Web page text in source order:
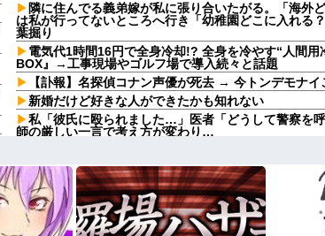
隣に住んでる義弟嫁が私に張り合いたがる。「海外
は私が行ってないところへ行き「幼稚園どこに入れる
葉掘り
電気代1時間16円で全身冷却!? 全身を冷やす“人間用
BOX』→工事現場やゴルフ場で導入続々と話題
【訃報】名探偵コナン声優が死去 → 今トンデモナイ
新婚だけど好きな人ができたかも知れない
私「彼氏に殴られました…」医者「どうして警察を
師の厳しい一言で考え方が変わり…
り残されて・・・
私の地元は治安が悪く、弱いものいじめや犯罪を楽
キャの条件だった
義兄嫁が「義兄と喧嘩してDVされた、助けて」とウ